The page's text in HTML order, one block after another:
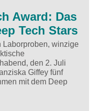
Award: Das
Tech Stars
Laborproben, winzige
den 2. Juli
Giffey fünf
mit dem Deep